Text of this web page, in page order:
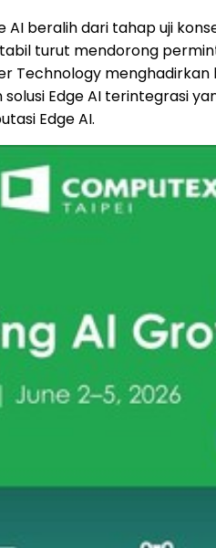
AI beralih dari tahap uji
turut mendorong
menghadirkan
Edge AI terintegrasi
Edge AI.